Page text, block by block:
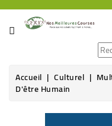
CATÉGORIE
ÉPICERIE
Accueil Culturel
D'être Humain